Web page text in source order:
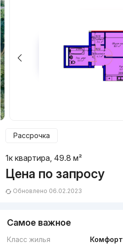
Рассрочка
1к квартира, 49.8 м²
Цена по запросу
Обновлено 06.02.2023
Самое важное
Класс жилья
Комфорт